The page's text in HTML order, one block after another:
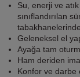
Su, enerji ve
sınıflandırılan
Geleneksel el
Ayağa tam
Ham deriden
Konfor ve darbe